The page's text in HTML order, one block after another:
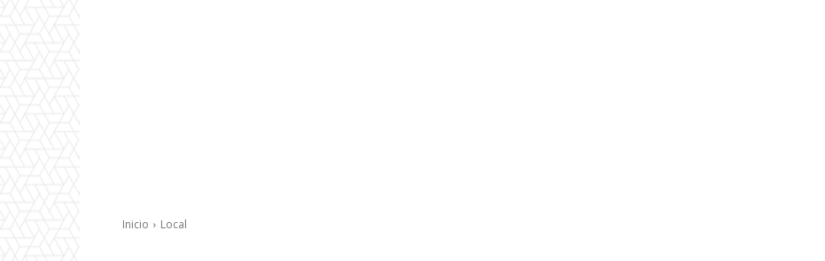
Inicio Local